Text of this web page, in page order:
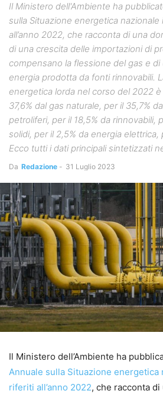
Il Ministero dell'Ambiente ha
sulla Situazione energetica nazionale
all’anno 2022, che racconta di una
di una crescita delle importazioni di
compensano la flessione del gas e
energia prodotta da fonti rinnovabili.
energetica lorda nel corso del 2022
37,6% dal gas naturale, per il 35,7%
petroliferi, per il 18,5% da rinnovabili,
solidi, per il 2,5% da energia elettrica,
Ecco tutti i dati principali sintetizzati
Da Redazione - 31 Luglio 2023
Il Ministero dell’Ambiente ha
Annuale sulla Situazione energetica
riferiti all’anno 2022, che racconta